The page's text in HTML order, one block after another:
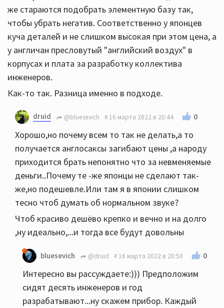
же стараются подобрать элементную базу так,
чтобы убрать негатив. Соответственно у японцев
куча деталей и не слишком высокая при этом цена, а
у англичан пресловутый "английский воздух" в
корпусах и плата за разработку коллектива
инженеров.
Как-то так. Разница именно в подходе.
druid @bluesevich 16 марта 2022 в 20:44 0
Хорошо,но почему всем то так не делать,а то
получается англосаксы загибают цены ,а народу
приходится брать непонятно что за невменяемые
деньги..Почему те -же японцы не сделают так-
же,но подешевле.Или там я в японии слишком
тесно чтоб думать об нормальном звуке?
Чтоб красиво дешёво крепко и вечно и на долго
,ну идеально,...и тогда все будут довольны
bluesevich @druid 16 марта 2022 в 20:50 0
Интересно вы рассуждаете:))) Предположим
сидят десять инженеров и год
разрабатывают...ну скажем прибор. Каждый